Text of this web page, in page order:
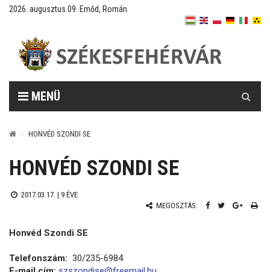
2026. augusztus 09. Emőd, Román
MENÜ
HONVÉD SZONDI SE
HONVÉD SZONDI SE
2017.03.17. | 9 ÉVE
MEGOSZTÁS:
Honvéd Szondi SE
Telefonszám: 30/235-6984